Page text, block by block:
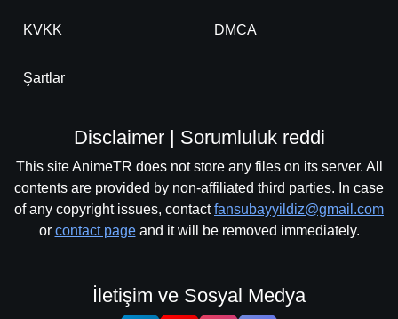
KVKK DMCA
Şartlar
Disclaimer | Sorumluluk reddi
This site AnimeTR does not store any files on its server. All
contents are provided by non-affiliated third parties. In case
of any copyright issues, contactfansubayyildiz@gmail.com
or contact pageand it will be removed immediately.
İletişim ve Sosyal Medya